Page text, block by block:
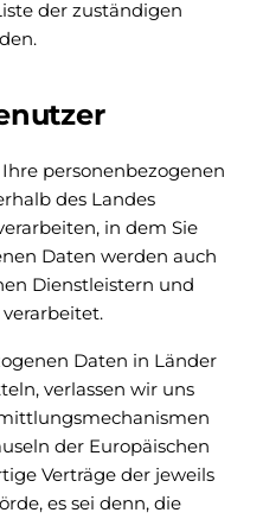
der zuständigen
personenbezogenen
des Landes
in dem Sie
Daten werden auch
Dienstleistern und
Daten in Länder
verlassen wir uns
der Europäischen
Verträge der jeweils
es sei denn, die